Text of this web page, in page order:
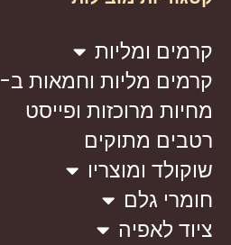
קרמים ומליות
קרמים מליות וחמאות ב-300 גרם
מחיות מרוכזות ופייסט
רטבים מתוקים
שוקולד ומוצריו
חומרי גלם
ציוד לאפיה